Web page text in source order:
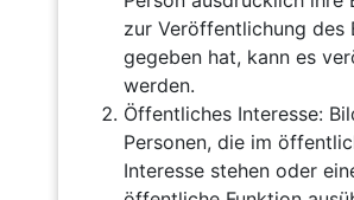
zur Veröffentlichung des
gegeben hat, kann es
werden.
Öffentliches Interesse:
Personen, die im
Interesse stehen oder